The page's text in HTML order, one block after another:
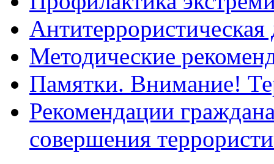
Антитеррористическая
Методические
Памятки. Внимание!
Рекомендации
совершения